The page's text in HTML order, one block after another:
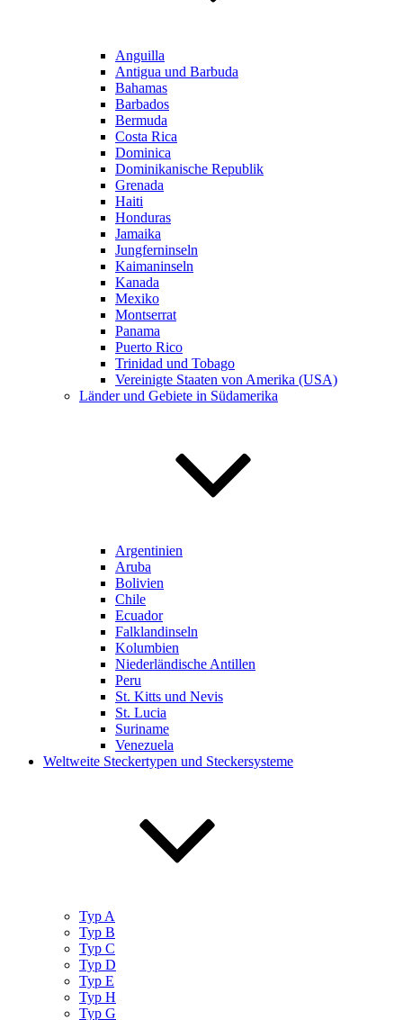
Anguilla
Antigua und Barbuda
Bahamas
Barbados
Bermuda
Costa Rica
Dominica
Dominikanische Republik
Grenada
Haiti
Honduras
Jamaika
Jungferninseln
Kaimaninseln
Kanada
Mexiko
Montserrat
Panama
Puerto Rico
Trinidad und Tobago
Vereinigte Staaten von Amerika (USA)
Länder und Gebiete in Südamerika
Argentinien
Aruba
Bolivien
Chile
Ecuador
Falklandinseln
Kolumbien
Niederländische Antillen
Peru
St. Kitts und Nevis
St. Lucia
Suriname
Venezuela
Weltweite Steckertypen und Steckersysteme
Typ A
Typ B
Typ C
Typ D
Typ E
Typ H
Typ G